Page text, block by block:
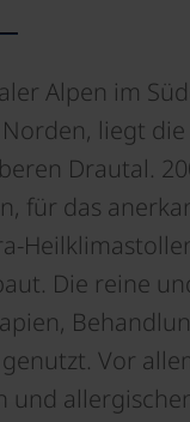
Alpen im
liegt die
Drautal.
für das
Die reine
Vor
und